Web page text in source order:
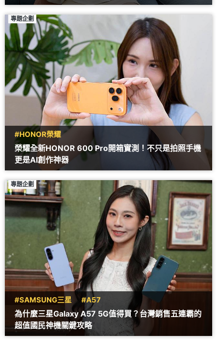
專題企劃
#HONOR榮耀
榮耀全新HONOR 600 Pro開箱實測！不只是拍照手機
更是AI創作神器
專題企劃
#SAMSUNG三星 #A57
為什麼三星Galaxy A57 5G值得買？台灣銷售五連霸的
超值國民神機關鍵攻略